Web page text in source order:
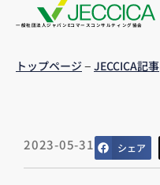
一般社団法人ジャパンEコマースコンサルティング協会
トップページ– JECCICA記事
2023-05-31 シェア